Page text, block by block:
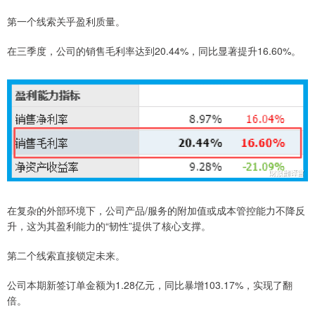
第一个线索关乎盈利质量。
在三季度，公司的销售毛利率达到20.44%，同比显著提升16.60%。
在复杂的外部环境下，公司产品/服务的附加值或成本管控能力不降反
升，这为其盈利能力的“韧性”提供了核心支撑。
第二个线索直接锁定未来。
公司本期新签订单金额为1.28亿元，同比暴增103.17%，实现了翻
倍。